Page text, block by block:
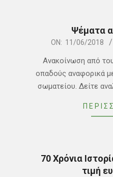
Ψέματα
ON: 11/06/2018
Ανακοίνωση από
οπαδούς αναφορικά
σωματείου. Δείτε
70 Χρόνια
τιμή